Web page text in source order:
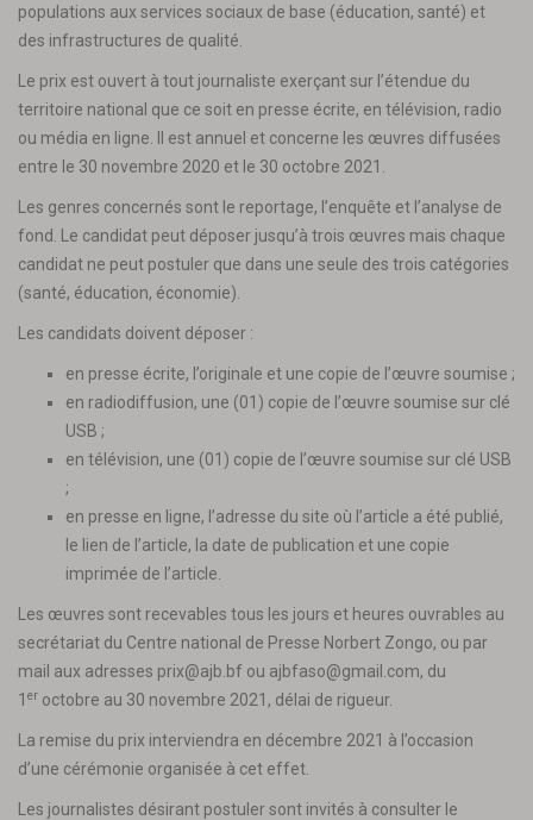
populations aux services sociaux de base (éducation, santé) et
des infrastructures de qualité.
Le prix est ouvert à tout journaliste exerçant sur l’étendue du
territoire national que ce soit en presse écrite, en télévision, radio
ou média en ligne. Il est annuel et concerne les œuvres diffusées
entre le 30 novembre 2020 et le 30 octobre 2021.
Les genres concernés sont le reportage, l’enquête et l’analyse de
fond. Le candidat peut déposer jusqu’à trois œuvres mais chaque
candidat ne peut postuler que dans une seule des trois catégories
(santé, éducation, économie).
Les candidats doivent déposer :
en presse écrite, l’originale et une copie de l’œuvre soumise ;
en radiodiffusion, une (01) copie de l’œuvre soumise sur clé
USB ;
en télévision, une (01) copie de l’œuvre soumise sur clé USB
;
en presse en ligne, l’adresse du site où l’article a été publié,
le lien de l’article, la date de publication et une copie
imprimée de l’article.
Les œuvres sont recevables tous les jours et heures ouvrables au
secrétariat du Centre national de Presse Norbert Zongo, ou par
mail aux adresses prix@ajb.bf ou ajbfaso@gmail.com, du
1 er octobre au 30 novembre 2021, délai de rigueur.
La remise du prix interviendra en décembre 2021 à l’occasion
d’une cérémonie organisée à cet effet.
Les journalistes désirant postuler sont invités à consulter le